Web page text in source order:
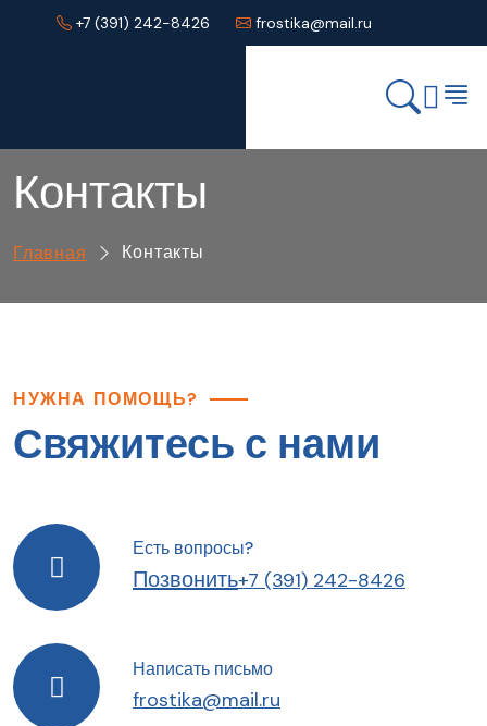
+7 (391) 242-8426 frostika@mail.ru
Контакты
Главная Контакты
НУЖНА ПОМОЩЬ?
Свяжитесь с нами
Есть вопросы?
Позвонить+7 (391) 242-8426
Написать письмо
frostika@mail.ru